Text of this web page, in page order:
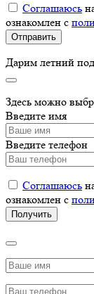
Соглашаюсь
ознакомлен с
Дарим летний
Здесь можно
Введите имя
Введите телефон
Соглашаюсь
ознакомлен с